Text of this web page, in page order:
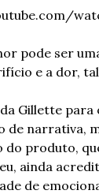
pode ser
e a dor,
Gillette para
de narrativa,
do produto,
ainda
de